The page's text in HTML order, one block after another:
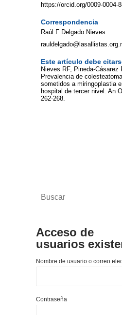
https://orcid.org/0009-0004-
Correspondencia
Raúl F Delgado Nieves
Este artículo debe
Nieves RF, Pineda-Cásarez
Prevalencia de
sometidos a miringoplastia
hospital de tercer nivel. An
262-268.
Acceso de
usuarios
Nombre de usuario o correo
Contraseña